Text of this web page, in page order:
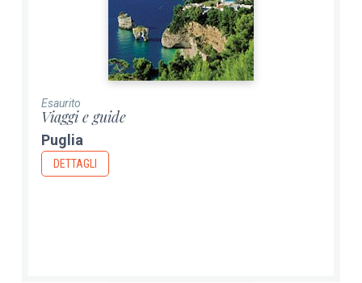
Esaurito
Viaggi e guide
Puglia
DETTAGLI